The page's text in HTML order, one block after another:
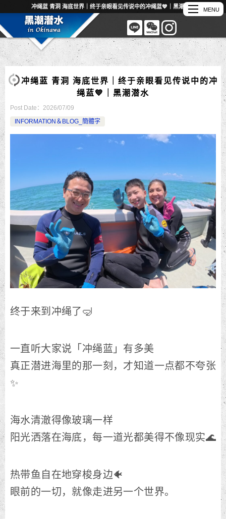
冲绳蓝 青洞 海底世界｜终于亲眼看见传说中的冲绳蓝💙｜黑潮潜水
冲绳蓝 青洞 海底世界｜终于亲眼看见传说中的冲
绳蓝💙｜黑潮潜水
Post Date： 2026/07/09
INFORMATION＆BLOG_簡體字
终于来到冲绳了🤿
一直听大家说「冲绳蓝」有多美
真正潜进海里的那一刻，才知道一点都不夸张
✨
海水清澈得像玻璃一样
阳光洒落在海底，每一道光都美得不像现实🌊
热带鱼自在地穿梭身边🐠
眼前的一切，就像走进另一个世界。